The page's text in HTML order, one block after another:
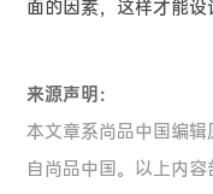
面的因素，这样才能设
来源声明：
本文章系尚品中国编
自尚品中国。以上内